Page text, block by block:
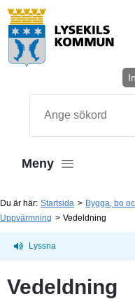
Meny
Du är här: Startsida Bygga, bo
Uppvärmning
Vedeldning
Lyssna
Vedeldning